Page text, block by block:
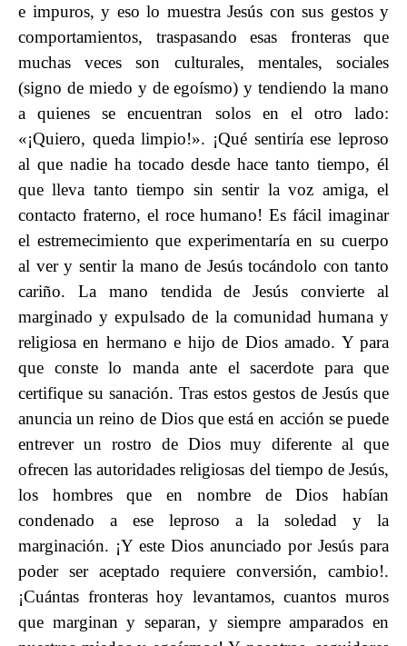
e impuros, y eso lo muestra Jesús con sus gestos y
comportamientos, traspasando esas fronteras que
muchas veces son culturales, mentales, sociales
(signo de miedo y de egoísmo) y tendiendo la mano
a quienes se encuentran solos en el otro lado:
«¡Quiero, queda limpio!». ¡Qué sentiría ese leproso
al que nadie ha tocado desde hace tanto tiempo, él
que lleva tanto tiempo sin sentir la voz amiga, el
contacto fraterno, el roce humano! Es fácil imaginar
el estremecimiento que experimentaría en su cuerpo
al ver y sentir la mano de Jesús tocándolo con tanto
cariño. La mano tendida de Jesús convierte al
marginado y expulsado de la comunidad humana y
religiosa en hermano e hijo de Dios amado. Y para
que conste lo manda ante el sacerdote para que
certifique su sanación. Tras estos gestos de Jesús que
anuncia un reino de Dios que está en acción se puede
entrever un rostro de Dios muy diferente al que
ofrecen las autoridades religiosas del tiempo de Jesús,
los hombres que en nombre de Dios habían
condenado a ese leproso a la soledad y la
marginación. ¡Y este Dios anunciado por Jesús para
poder ser aceptado requiere conversión, cambio!.
¡Cuántas fronteras hoy levantamos, cuantos muros
que marginan y separan, y siempre amparados en